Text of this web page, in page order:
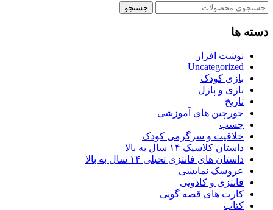
جستجو
جستجو
دسته ها
نوشت افزار
Uncategorized
بازی کودک
بازی و پازل
تاریخ
جورچین های آموزشی
چسب
خلاقیت و سرگرمی کودک
داستان کلاسیک ۱۴ سال به بالا
داستان های فانتزی تخیلی ۱۴ سال به بالا
عروسک نمایشی
فانتزی و کادویی
کارت های قصه گویی
کتاب